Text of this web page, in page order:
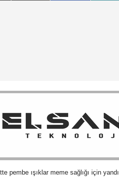
pembe ışıklar meme sağlığı için yandı